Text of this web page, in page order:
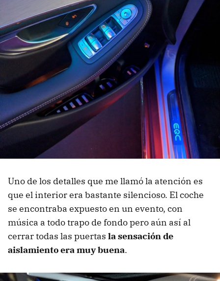
Uno de los detalles que me llamó la atención es
que el interior era bastante silencioso. El coche
se encontraba expuesto en un evento, con
música a todo trapo de fondo pero aún así al
cerrar todas las puertas la sensación de
aislamiento era muy buena.